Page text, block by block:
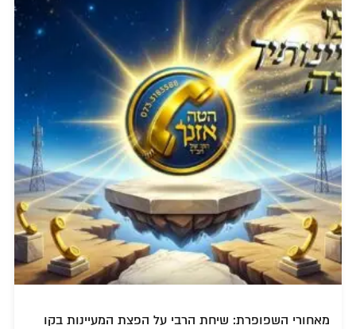
מאחורי השפופרת: שיחת הרבי על הפצת המעיינות בקו